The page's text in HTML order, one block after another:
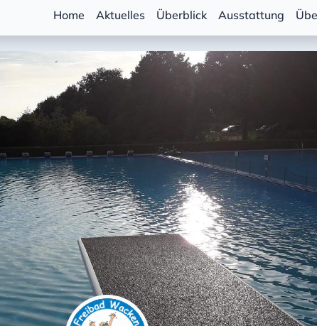
Home Aktuelles Überblick Ausstattung